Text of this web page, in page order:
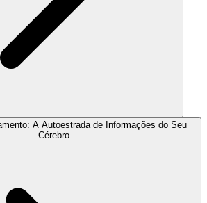
A Autoestrada de Informações do Seu
Cérebro